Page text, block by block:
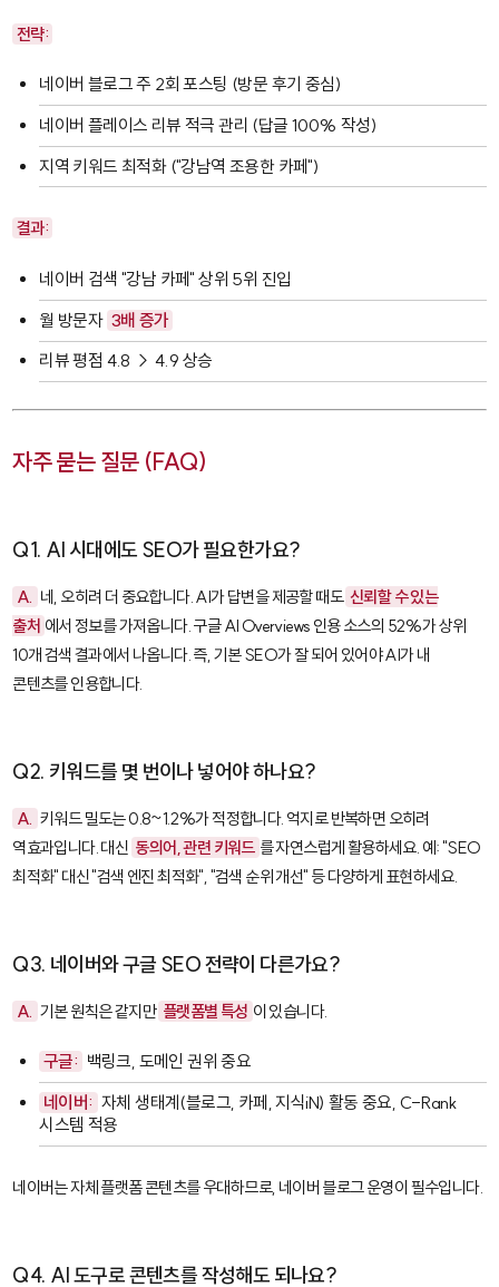
전략:
네이버 블로그 주 2회 포스팅 (방문 후기 중심)
네이버 플레이스 리뷰 적극 관리 (답글 100% 작성)
지역 키워드 최적화 ("강남역 조용한 카페")
결과:
네이버 검색 "강남 카페" 상위 5위 진입
월 방문자 3배 증가
리뷰 평점 4.8 → 4.9 상승
자주 묻는 질문 (FAQ)
Q1. AI 시대에도 SEO가 필요한가요?
A. 네, 오히려 더 중요합니다. AI가 답변을 제공할 때도 신뢰할 수 있는
출처 에서 정보를 가져옵니다. 구글 AI Overviews 인용 소스의 52%가 상위
10개 검색 결과에서 나옵니다. 즉, 기본 SEO가 잘 되어 있어야 AI가 내
콘텐츠를 인용합니다.
Q2. 키워드를 몇 번이나 넣어야 하나요?
A. 키워드 밀도는 0.8~1.2%가 적정합니다. 억지로 반복하면 오히려
역효과입니다. 대신 동의어, 관련 키워드 를 자연스럽게 활용하세요. 예: "SEO
최적화" 대신 "검색 엔진 최적화", "검색 순위 개선" 등 다양하게 표현하세요.
Q3. 네이버와 구글 SEO 전략이 다른가요?
A. 기본 원칙은 같지만 플랫폼별 특성 이 있습니다.
구글: 백링크, 도메인 권위 중요
네이버: 자체 생태계(블로그, 카페, 지식iN) 활동 중요, C-Rank
시스템 적용
네이버는 자체 플랫폼 콘텐츠를 우대하므로, 네이버 블로그 운영이 필수입니다.
Q4. AI 도구로 콘텐츠를 작성해도 되나요?